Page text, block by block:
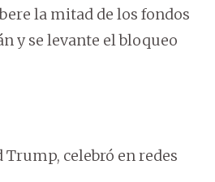
la mitad de los fondos
y se levante el bloqueo
celebró en redes